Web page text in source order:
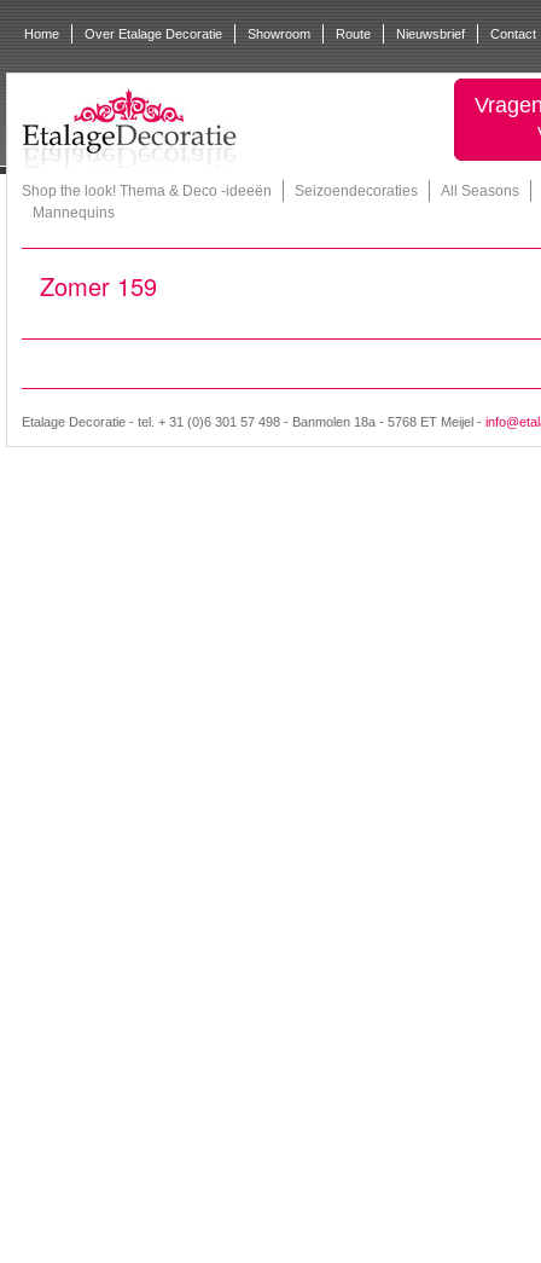
Home Over Etalage Decoratie Showroom Route Nieuwsbrief Contact
Shop the look! Thema & Deco -ideeën Seizoendecoraties
All Seasons
Mannequins
Zomer 159
Etalage Decoratie - tel. + 31 (0)6 301 57 498 - Banmolen 18a - 5768 ET Meijel -